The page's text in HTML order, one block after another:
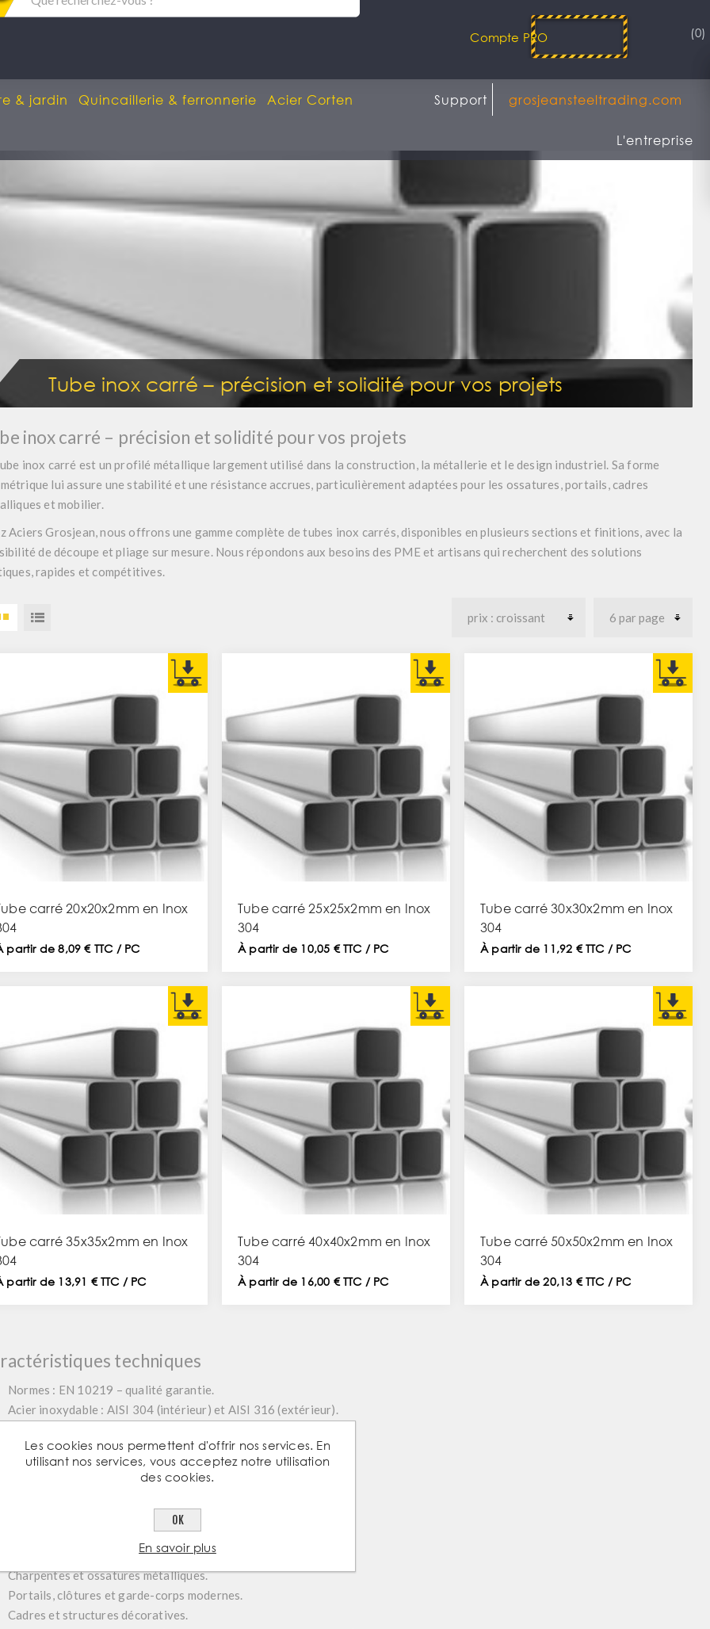
Compte PRO (0)
& jardin Quincaillerie & ferronnerie Acier Corten grosjeansteeltrading.com
Support
L'entreprise
Tube inox carré – précision et solidité pour vos projets
inox carré – précision et solidité pour vos projets
inox carré est un profilé métallique largement utilisé dans la construction, la métallerie et le design industriel. Sa forme
lui assure une stabilité et une résistance accrues, particulièrement adaptées pour les ossatures, portails, cadres
et mobilier.
Aciers Grosjean, nous offrons une gamme complète de tubes inox carrés, disponibles en plusieurs sections et finitions, avec la
de découpe et pliage sur mesure. Nous répondons aux besoins des PME et artisans qui recherchent des solutions
rapides et compétitives.
carré 20x20x2mm en Inox
partir de 8,09 € TTC / PC
Tube carré 25x25x2mm en Inox
304
À partir de 10,05 € TTC / PC
Tube carré 30x30x2mm en Inox
304
À partir de 11,92 € TTC / PC
carré 35x35x2mm en Inox
partir de 13,91 € TTC / PC
Tube carré 40x40x2mm en Inox
304
À partir de 16,00 € TTC / PC
Tube carré 50x50x2mm en Inox
304
À partir de 20,13 € TTC / PC
techniques
Normes : EN 10219 – qualité garantie.
Acier inoxydable : AISI 304 (intérieur) et AISI 316 (extérieur).
Longueurs standards : 6 m ou recoupées à vos dimensions.
Épaisseurs : adaptées aux projets décoratifs ou structurels.
inox carrés s’adaptent à une grande variété de projets :
Charpentes et ossatures métalliques.
Portails, clôtures et garde-corps modernes.
Cadres et structures décoratives.
Les cookies nous permettent d'offrir nos services. En
utilisant nos services, vous acceptez notre utilisation
des cookies.
OK
En savoir plus